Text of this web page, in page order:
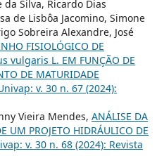
Silva, Ricardo Dias
de Lisbôa Jacomino, Simone
Sobreira Alexandre, José
FISIOLÓGICO DE
vulgaris L. EM FUNÇÃO DE
DE MATURIDADE
v. 30 n. 67 (2024):
Vieira Mendes, ANÁLISE DA
UM PROJETO HIDRÁULICO DE
v. 30 n. 68 (2024): Revista